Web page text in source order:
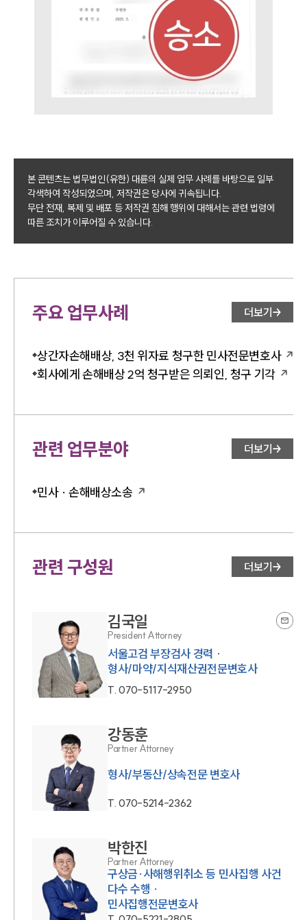
본 콘텐츠는 법무법인(유한) 대륜의 실제 업무 사례를 바탕으로 일부
각색하여 작성되었으며, 저작권은 당사에 귀속됩니다.
무단 전재, 복제 및 배포 등 저작권 침해 행위에 대해서는 관련 법령에
따른 조치가 이루어질 수 있습니다.
주요 업무사례 더보기
상간자손해배상, 3천 위자료 청구한 민사전문변호사
회사에게 손해배상 2억 청구받은 의뢰인, 청구 기각
관련 업무분야 더보기
민사 · 손해배상소송
관련 구성원 더보기
김국일
President Attorney
서울고검 부장검사 경력 ·
형사/마약/지식재산권전문변호사
T.070-5117-2950
강동훈
Partner Attorney
형사/부동산/상속전문 변호사
T.070-5214-2362
박한진
Partner Attorney
구상금·사해행위취소 등 민사집행 사건
다수 수행 ·
민사집행전문변호사